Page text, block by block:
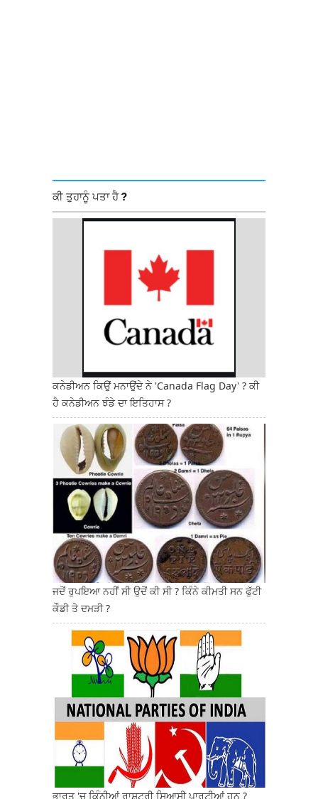
ਕੀ ਤੁਹਾਨੂੰ ਪਤਾ ਹੈ ?
ਕਨੇਡੀਅਨ ਕਿਉਂ ਮਨਾਉਂਦੇ ਨੇ 'Canada Flag Day' ? ਕੀ
ਹੈ ਕਨੇਡੀਅਨ ਝੰਡੇ ਦਾ ਇਤਿਹਾਸ ?
ਜਦੋਂ ਰੁਪਇਆ ਨਹੀਂ ਸੀ ਉਦੋਂ ਕੀ ਸੀ ? ਕਿੰਨੇ ਕੀਮਤੀ ਸਨ ਫੁੱਟੀ
ਕੌਡੀ ਤੇ ਦਮੜੀ ?
ਭਾਰਤ 'ਚ ਕਿੰਨੀਆਂ ਰਾਸ਼ਟਰੀ ਸਿਆਸੀ ਪਾਰਟੀਆਂ ਹਨ ?